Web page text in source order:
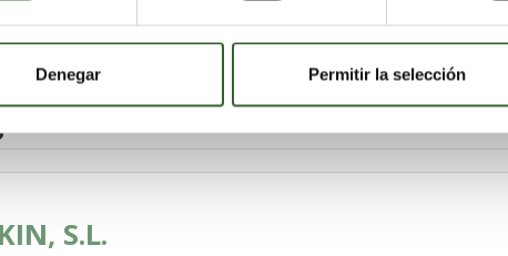
Denegar Permitir la selección
S.L.